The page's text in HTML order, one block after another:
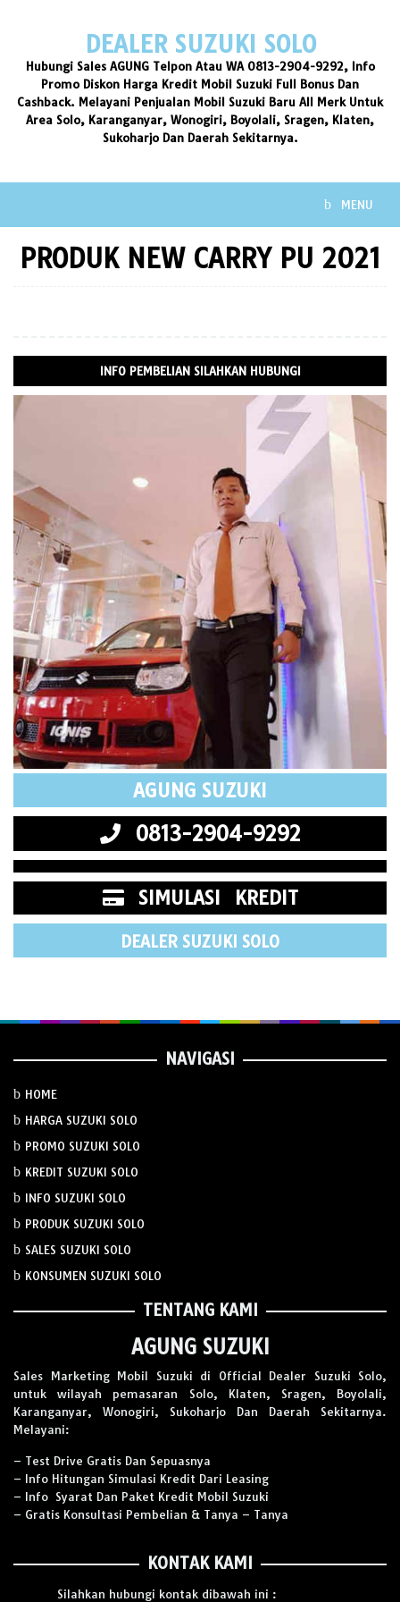
DEALER SUZUKI SOLO
Hubungi Sales AGUNG Telpon Atau WA 0813-2904-9292, Info
Promo Diskon Harga Kredit Mobil Suzuki Full Bonus Dan
Cashback. Melayani Penjualan Mobil Suzuki Baru All Merk Untuk
Area Solo, Karanganyar, Wonogiri, Boyolali, Sragen, Klaten,
Sukoharjo Dan Daerah Sekitarnya.
MENU
PRODUK NEW CARRY PU 2021
INFO PEMBELIAN SILAHKAN HUBUNGI
AGUNG SUZUKI
0813-2904-9292
SIMULASI KREDIT
DEALER SUZUKI SOLO
NAVIGASI
HOME
HARGA SUZUKI SOLO
PROMO SUZUKI SOLO
KREDIT SUZUKI SOLO
INFO SUZUKI SOLO
PRODUK SUZUKI SOLO
SALES SUZUKI SOLO
KONSUMEN SUZUKI SOLO
TENTANG KAMI
AGUNG SUZUKI
Sales Marketing Mobil Suzuki di Official Dealer Suzuki Solo,
untuk wilayah pemasaran Solo, Klaten, Sragen, Boyolali,
Karanganyar, Wonogiri, Sukoharjo Dan Daerah Sekitarnya.
Melayani:
– Test Drive Gratis Dan Sepuasnya
– Info Hitungan Simulasi Kredit Dari Leasing
– Info Syarat Dan Paket Kredit Mobil Suzuki
– Gratis Konsultasi Pembelian & Tanya – Tanya
KONTAK KAMI
Silahkan hubungi kontak dibawah ini :